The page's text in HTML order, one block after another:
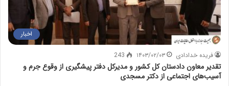
اخبار
فریده خدادادی ۱۴۰۳/۰۲/۰۳ 243
تقدیر معاون دادستان کل کشور و مدیرکل دفتر پیشگیری از وقوع جرم و
آسیب‌های اجتماعی از دکتر مسجدی